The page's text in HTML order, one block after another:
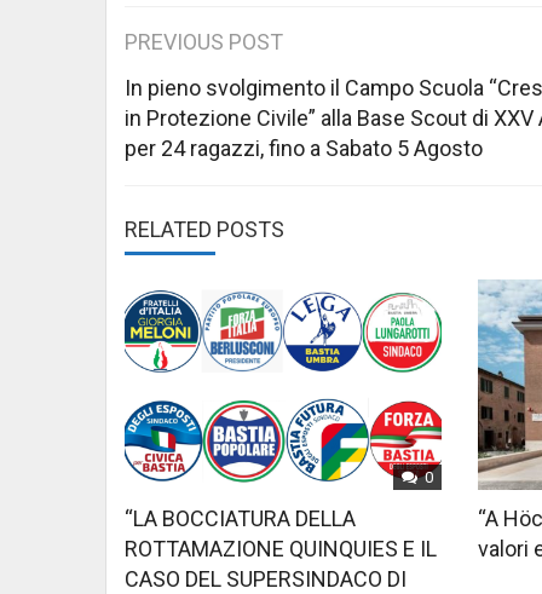
Post
navigation
PREVIOUS POST
In pieno svolgimento il Campo Scuola
in Protezione Civile” alla Base Scout di XXV
per 24 ragazzi, fino a Sabato 5 Agosto
RELATED POSTS
0
“LA BOCCIATURA DELLA
ROTTAMAZIONE QUINQUIES E IL
CASO DEL SUPERSINDACO DI
“A
valori